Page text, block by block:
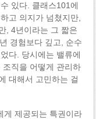
있다. 클래스101에
고 의지가 넘쳤지만,
, 4년이라는 그 짧은
경험보다 깊고, 순수
다. 당시에는 밸류에
직을 어떻게 관리하
대해서 고민하는 걸
게 제공되는 특권이라